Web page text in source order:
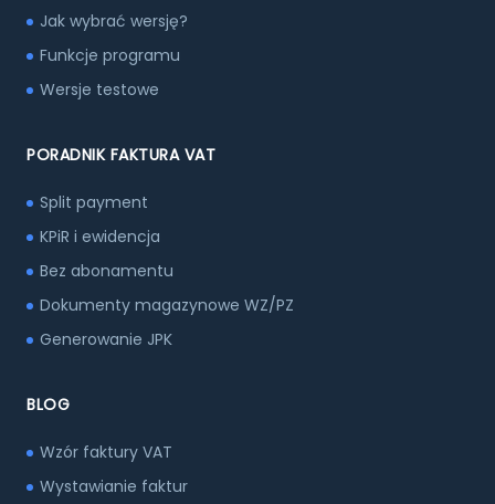
Jak wybrać wersję?
Funkcje programu
Wersje testowe
PORADNIK FAKTURA VAT
Split payment
KPiR i ewidencja
Bez abonamentu
Dokumenty magazynowe WZ/PZ
Generowanie JPK
BLOG
Wzór faktury VAT
Wystawianie faktur